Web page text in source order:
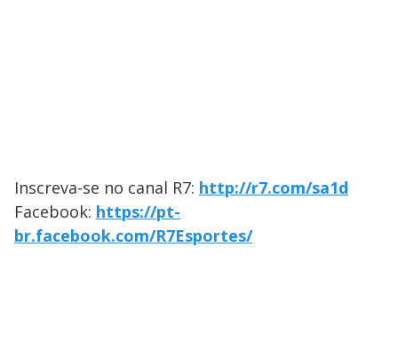
Inscreva-se no canal R7: http://r7.com/sa1d
Facebook: https://pt-
br.facebook.com/R7Esportes/